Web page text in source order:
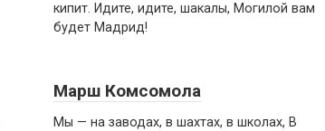
кипит. Идите, идите, шакалы, Могилой вам
будет Мадрид!
Марш Комсомола
Мы — на заводах, в шахтах, в школах, В